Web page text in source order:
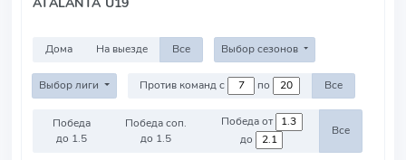
Дома На выезде Все Выбор сезонов
Выбор лиги Против команд с по Все
Победа
до 1.5
Победа соп.
до 1.5
Победа от
до
Все